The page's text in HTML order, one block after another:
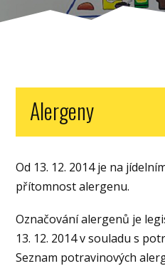
Alergeny
Od 13. 12. 2014 je na
přítomnost alergenu.
Označování alergenů je
13. 12. 2014 v souladu s
Seznam potravinových